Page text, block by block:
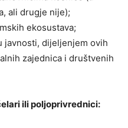
ali drugje nije);
ekosustava;
javnosti, dijeljenjem ovih
zajednica i društvenih
ili poljoprivrednici: